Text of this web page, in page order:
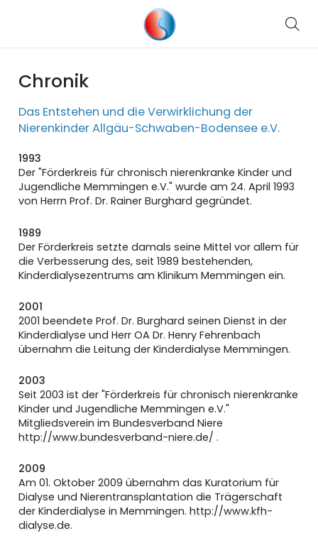
Chronik
Das Entstehen und die Verwirklichung der
Nierenkinder Allgäu-Schwaben-Bodensee e.V.
1993
Der "Förderkreis für chronisch nierenkranke Kinder und
Jugendliche Memmingen e.V." wurde am 24. April 1993
von Herrn Prof. Dr. Rainer Burghard gegründet.
1989
Der Förderkreis setzte damals seine Mittel vor allem für
die Verbesserung des, seit 1989 bestehenden,
Kinderdialysezentrums am Klinikum Memmingen ein.
2001
2001 beendete Prof. Dr. Burghard seinen Dienst in der
Kinderdialyse und Herr OA Dr. Henry Fehrenbach
übernahm die Leitung der Kinderdialyse Memmingen.
2003
Seit 2003 ist der "Förderkreis für chronisch nierenkranke
Kinder und Jugendliche Memmingen e.V."
Mitgliedsverein im Bundesverband Niere
http://www.bundesverband-niere.de/ .
2009
Am 01. Oktober 2009 übernahm das Kuratorium für
Dialyse und Nierentransplantation die Trägerschaft
der Kinderdialyse in Memmingen. http://www.kfh-
dialyse.de.